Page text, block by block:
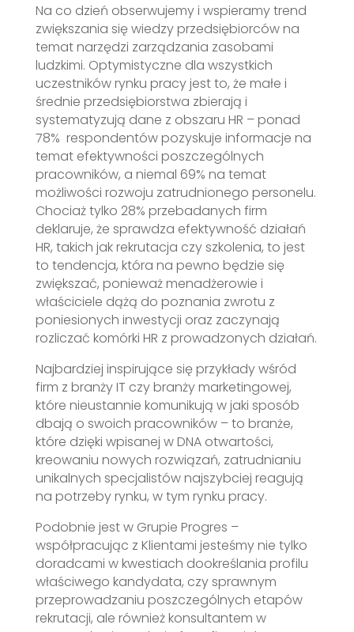
Na co dzień obserwujemy i wspieramy trend
zwiększania się wiedzy przedsiębiorców na
temat narzędzi zarządzania zasobami
ludzkimi. Optymistyczne dla wszystkich
uczestników rynku pracy jest to, że małe i
średnie przedsiębiorstwa zbierają i
systematyzują dane z obszaru HR – ponad
78% respondentów pozyskuje informacje na
temat efektywności poszczególnych
pracowników, a niemal 69% na temat
możliwości rozwoju zatrudnionego personelu.
Chociaż tylko 28% przebadanych firm
deklaruje, że sprawdza efektywność działań
HR, takich jak rekrutacja czy szkolenia, to jest
to tendencja, która na pewno będzie się
zwiększać, ponieważ menadżerowie i
właściciele dążą do poznania zwrotu z
poniesionych inwestycji oraz zaczynają
rozliczać komórki HR z prowadzonych działań.
Najbardziej inspirujące się przykłady wśród
firm z branży IT czy branży marketingowej,
które nieustannie komunikują w jaki sposób
dbają o swoich pracowników – to branże,
które dzięki wpisanej w DNA otwartości,
kreowaniu nowych rozwiązań, zatrudnianiu
unikalnych specjalistów najszybciej reagują
na potrzeby rynku, w tym rynku pracy.
Podobnie jest w Grupie Progres –
współpracując z Klientami jesteśmy nie tylko
doradcami w kwestiach dookreślania profilu
właściwego kandydata, czy sprawnym
przeprowadzaniu poszczególnych etapów
rekrutacji, ale również konsultantem w